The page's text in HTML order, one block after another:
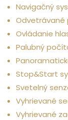
Navigačný
Odvetrávané
Ovládanie
Palubný
Stop&Start
Svetelný
Vyhrievané
Vyhrievané